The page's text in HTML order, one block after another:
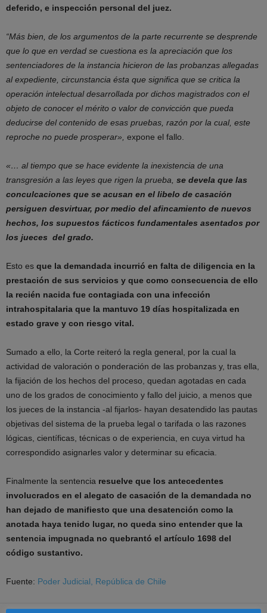
deferido, e inspección personal del juez.
“Más bien, de los argumentos de la parte recurrente se desprende
que lo que en verdad se cuestiona es la apreciación que los
sentenciadores de la instancia hicieron de las probanzas allegadas
al expediente, circunstancia ésta que significa que se critica la
operación intelectual desarrollada por dichos magistrados con el
objeto de conocer el mérito o valor de convicción que pueda
deducirse del contenido de esas pruebas, razón por la cual, este
reproche no puede prosperar», expone el fallo.
«… al tiempo que se hace evidente la inexistencia de una
transgresión a las leyes que rigen la prueba, se devela que las
conculcaciones que se acusan en el libelo de casación
persiguen desvirtuar, por medio del afincamiento de nuevos
hechos, los supuestos fácticos fundamentales asentados por
los jueces del grado.
Esto es que la demandada incurrió en falta de diligencia en la
prestación de sus servicios y que como consecuencia de ello
la recién nacida fue contagiada con una infección
intrahospitalaria que la mantuvo 19 días hospitalizada en
estado grave y con riesgo vital.
Sumado a ello, la Corte reiteró la regla general, por la cual la
actividad de valoración o ponderación de las probanzas y, tras ella,
la fijación de los hechos del proceso, quedan agotadas en cada
uno de los grados de conocimiento y fallo del juicio, a menos que
los jueces de la instancia -al fijarlos- hayan desatendido las pautas
objetivas del sistema de la prueba legal o tarifada o las razones
lógicas, científicas, técnicas o de experiencia, en cuya virtud ha
correspondido asignarles valor y determinar su eficacia.
Finalmente la sentencia resuelve que los antecedentes
involucrados en el alegato de casación de la demandada no
han dejado de manifiesto que una desatención como la
anotada haya tenido lugar, no queda sino entender que la
sentencia impugnada no quebrantó el artículo 1698 del
código sustantivo.
Fuente: Poder Judicial, República de Chile